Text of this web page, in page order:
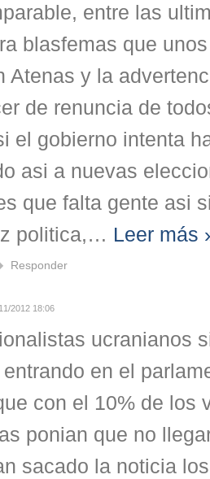
entre las
blasfemas que
Atenas y la
de renuncia de
el gobierno intenta
asi a nuevas
que falta gente asi
politica,… Leer más
Responder
2012 18:06
ucranianos
entrando en el
con el 10% de los
ponian que no
sacado la noticia